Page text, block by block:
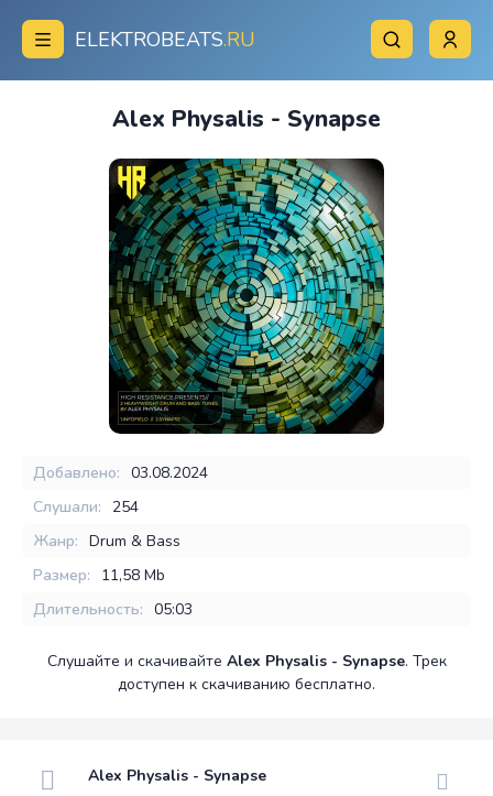
ELEKTROBEATS.RU
Alex Physalis - Synapse
Добавлено: 03.08.2024
Слушали:
254
Жанр: Drum & Bass
Размер:
11,58 Mb
Длительность: 05:03
Слушайте и скачивайте Alex Physalis - Synapse. Трек
доступен к скачиванию бесплатно.
Alex Physalis - Synapse